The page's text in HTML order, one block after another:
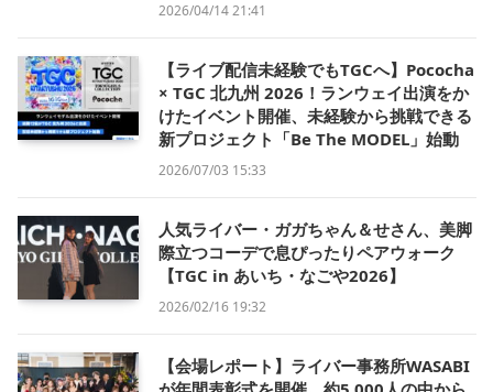
2026/04/14 21:41
【ライブ配信未経験でもTGCへ】Pococha
× TGC 北九州 2026！ランウェイ出演をか
けたイベント開催、未経験から挑戦できる
新プロジェクト「Be The MODEL」始動
2026/07/03 15:33
人気ライバー・ガガちゃん＆せさん、美脚
際立つコーデで息ぴったりペアウォーク
【TGC in あいち・なごや2026】
2026/02/16 19:32
【会場レポート】ライバー事務所WASABI